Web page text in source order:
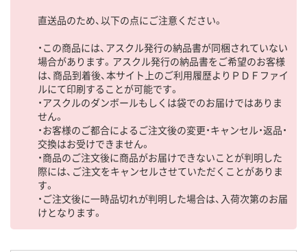
直送品のため、以下の点にご注意ください。
・この商品には、アスクル発行の納品書が同梱されていない
場合があります。アスクル発行の納品書をご希望のお客様
は、商品到着後、本サイト上のご利用履歴よりＰＤＦファイ
ルにて印刷することが可能です。
・アスクルのダンボールもしくは袋でのお届けではありま
せん。
・お客様のご都合によるご注文後の変更・キャンセル・返品・
交換はお受けできません。
・商品のご注文後に商品がお届けできないことが判明した
際には、ご注文をキャンセルさせていただくことがありま
す。
・ご注文後に一時品切れが判明した場合は、入荷次第のお届
けとなります。